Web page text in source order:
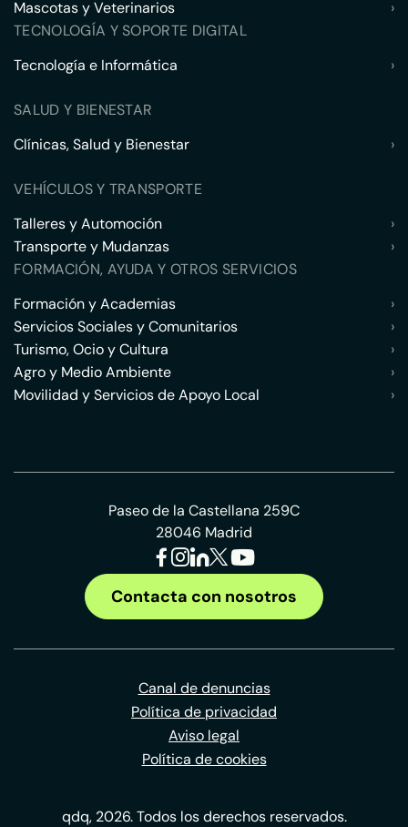
Mascotas y Veterinarios
›
TECNOLOGÍA Y SOPORTE DIGITAL
Tecnología e Informática
›
SALUD Y BIENESTAR
Clínicas, Salud y Bienestar
›
VEHÍCULOS Y TRANSPORTE
Talleres y Automoción
›
Transporte y Mudanzas
›
FORMACIÓN, AYUDA Y OTROS SERVICIOS
Formación y Academias
›
Servicios Sociales y Comunitarios
›
Turismo, Ocio y Cultura
›
Agro y Medio Ambiente
›
Movilidad y Servicios de Apoyo Local
›
Paseo de la Castellana 259C
28046 Madrid
Contacta con nosotros
Canal de denuncias
Política de privacidad
Aviso legal
Política de cookies
qdq, 2026. Todos los derechos reservados.